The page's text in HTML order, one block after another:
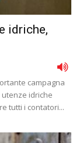
idriche,
campagna
idriche
tutti i contatori...